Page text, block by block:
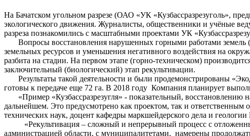
На Бачатском угольном разрезе (ОАО «УК «Кузбассразрезуголь»,
экологического движения. Журналисты, общественники и учёные
разреза познакомились с масштабными проектами УК
Вопросы восстановления нарушенных горными работами земель
земельных ресурсов и уменьшения негативного воздействия на
разбита на стадии. На первом этапе (горно-техническом)
заключительный (биологический) этап рекультивации.
Результаты такой деятельности и были продемонстрированы
готовы к передаче еще 72 га. В 2018 году Компания планирует
«Пример «Кузбассразрезугля» - показательный, восстановлению
дальнейшем. Это предусмотрено как проектом, так и
технических наук, доцент кафедры маркшейдерского дела и
«Рекультивация – сложный и непрерывный процесс с
администрацией области, с муниципалитетами, намерены